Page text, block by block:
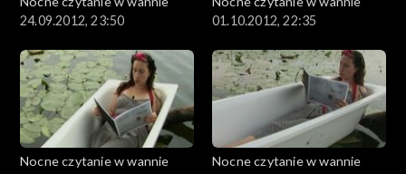
24.09.2012, 23:50
01.10.2012, 22:35
Nocne czytanie w wannie
Nocne czytanie w wannie